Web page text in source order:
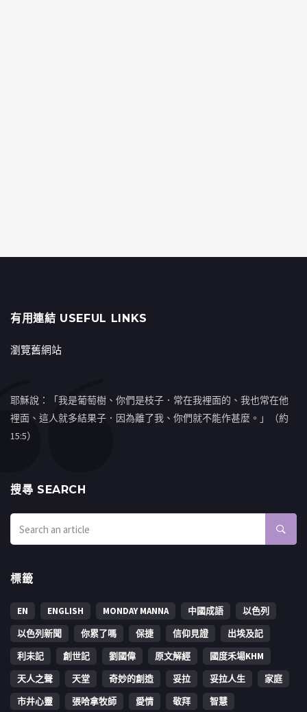
有用連結 USEFUL LINKS
瀏覽舊網站
耶穌說：「我是葡萄樹、你們是枝子．常在我裡面的、我也常在他
裡面、這人就多結果子．因為離了我、你們就不能作甚麼。」（約
15:5）
搜㝷 SEARCH
標籤
EN ENGLISH MONDAY MANNA 中國成語
以色列
以色列新聞
你累了嗎 保捷 信仰見證
出埃及記
利未記
創世記 劉國偉 原文解經
國度禾場KHM
天人之聲
天堂 奇妙的創造 妥拉 妥拉人生
家庭
市井心靈
張哈拿牧師 愛情 敬拜 智慧